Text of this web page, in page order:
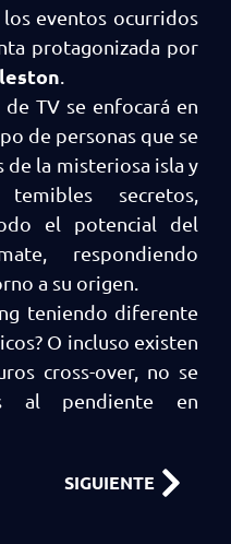
eventos ocurridos
protagonizada por
TV se enfocará en
de personas que se
de la misteriosa isla y
secretos,
el potencial del
respondiendo
a su origen.
teniendo diferente
O incluso existen
cross-over, no se
al pendiente en
SIGUIENTE